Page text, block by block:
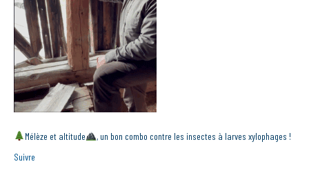
Mélèze et altitude
, un bon combo contre les insectes à larves xylophages !
Suivre